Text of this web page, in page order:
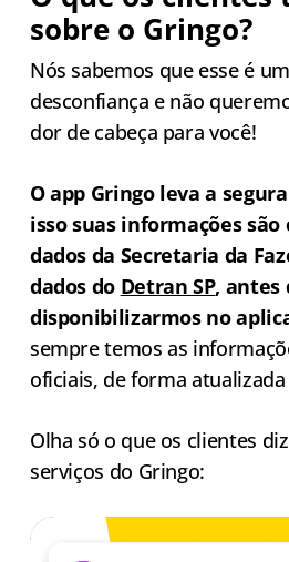
sobre o Gringo?
Nós sabemos que esse é
desconfiança e não
dor de cabeça para você!
O app Gringo leva a
isso suas informações
dados da Secretaria da
dados do Detran SP, antes
disponibilizarmos no
sempre temos as
oficiais, de forma
Olha só o que os clientes
serviços do Gringo: